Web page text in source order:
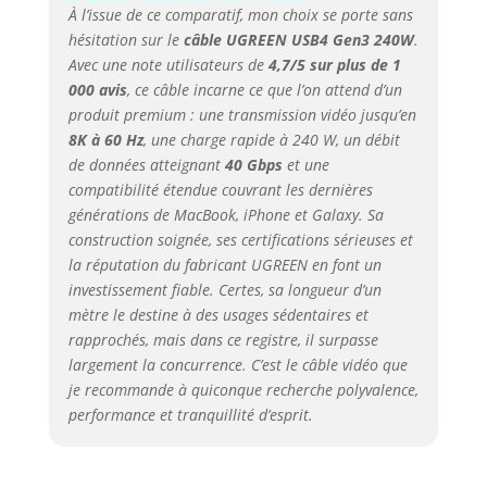
précision ou de
visionner des
vidéos immersives,
les détails sont
clairement visibles.
[ Synchronisation
Rapide 40 Gbps ]
La vitesse de
transmission
bidirectionnelle du
câble USB4 Gen3
peut atteindre 40
Gbit/s. L'appareil
photo, l'ordinateur,
le SSD et d'autres
appareils peuvent
être transmis avec
une seule ligne. Le
blindage multiple
À l’issue de ce comparatif, mon choix se porte sans
hésitation sur le câble UGREEN USB4 Gen3 240W.
Avec une note utilisateurs de 4,7/5 sur plus de 1
000 avis, ce câble incarne ce que l’on attend d’un
produit premium : une transmission vidéo jusqu’en
8K à 60 Hz, une charge rapide à 240 W, un débit
de données atteignant 40 Gbps et une
compatibilité étendue couvrant les dernières
générations de MacBook, iPhone et Galaxy. Sa
construction soignée, ses certifications sérieuses et
la réputation du fabricant UGREEN en font un
investissement fiable. Certes, sa longueur d’un
mètre le destine à des usages sédentaires et
rapprochés, mais dans ce registre, il surpasse
largement la concurrence. C’est le câble vidéo que
je recommande à quiconque recherche polyvalence,
performance et tranquillité d’esprit.